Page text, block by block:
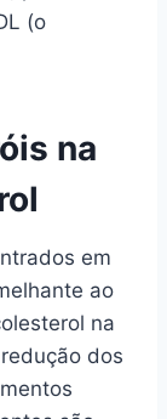
(o
na
em
ao
na
dos